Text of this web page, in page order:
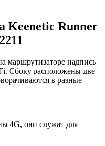
Keenetic Runner
маршрутизаторе надпись
Сбоку расположены две
в разные
4G, они служат для